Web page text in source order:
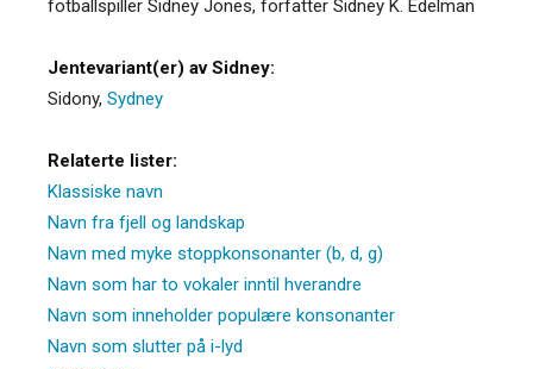
fotballspiller Sidney Jones, forfatter Sidney K. Edelman
Jentevariant(er) av Sidney:
Sidony, Sydney
Relaterte lister:
Klassiske navn
Navn fra fjell og landskap
Navn med myke stoppkonsonanter (b, d, g)
Navn som har to vokaler inntil hverandre
Navn som inneholder populære konsonanter
Navn som slutter på i-lyd